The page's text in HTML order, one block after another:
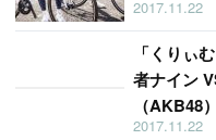
2017.11.22
「くりぃ
者ナイン
（AKB48
2017.11.22